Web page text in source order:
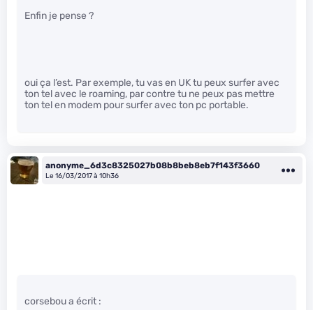
Enfin je pense ?
oui ça l’est. Par exemple, tu vas en UK tu peux surfer avec
ton tel avec le roaming, par contre tu ne peux pas mettre
ton tel en modem pour surfer avec ton pc portable.
anonyme_6d3c8325027b08b8beb8eb7f143f3660
Le 16/03/2017 à 10h36
corsebou a écrit :